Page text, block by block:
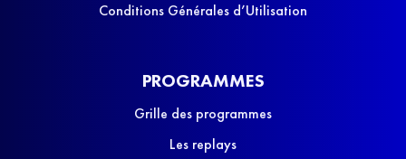
Conditions Générales d’Utilisation
PROGRAMMES
Grille des programmes
Les replays